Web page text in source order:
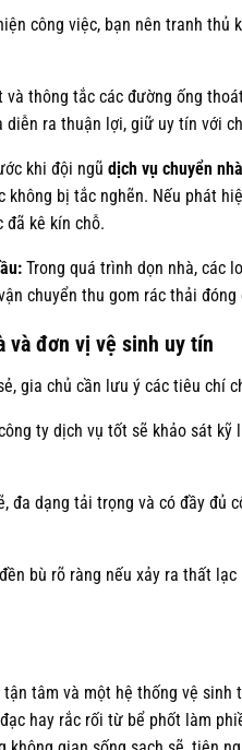
công việc, bạn nên tranh
thông tắc các đường ống
ra thuận lợi, giữ uy tín với
khi đội ngũ dịch vụ chuyển nhà
không bị tắc nghẽn. Nếu phát
đã kê kín chỗ.
Trong quá trình dọn nhà, các
chuyển thu gom rác thải
và đơn vị vệ sinh uy tín
gia chủ cần lưu ý các tiêu chí
ty dịch vụ tốt sẽ khảo sát kỹ
đa dạng tải trọng và có đầy đủ
bù rõ ràng nếu xảy ra thất
tận tâm và một hệ thống vệ sinh
hay rắc rối từ bể phốt làm